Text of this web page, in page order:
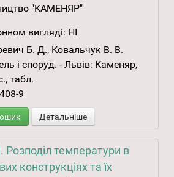
"КАМЕНЯР"
вигляді: НІ
Б. Д., Ковальчук В. В.
і споруд. - Львів: Каменяр,
табл.
9
Детальніше
температури в
конструкціях та їх